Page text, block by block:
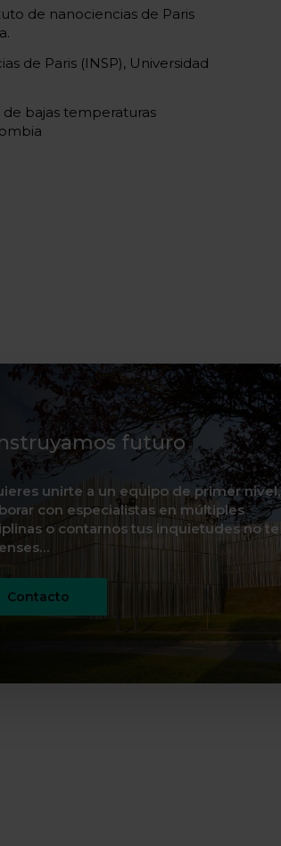
de nanociencias de Paris
de Paris (INSP), Universidad
de bajas temperaturas
futuro
unirte a un equipo de primer nivel,
con especialistas en múltiples
o contarnos tus inquietudes no te
Contacto